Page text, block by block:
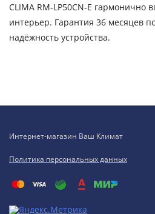
CLIMA RM-LP50CN-E гармонично
интерьер. Гарантия 36 месяцев
надёжность устройства.
Интернет-магазин Ваш Климат
Политика персональных данных